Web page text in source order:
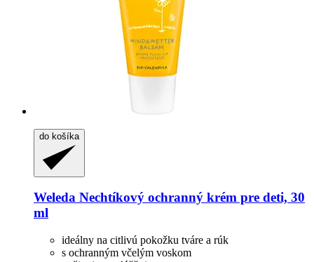
do košíka
Weleda Nechtíkový ochranný krém pre deti, 30
ml
ideálny na citlivú pokožku tváre a rúk
s ochranným včelým voskom